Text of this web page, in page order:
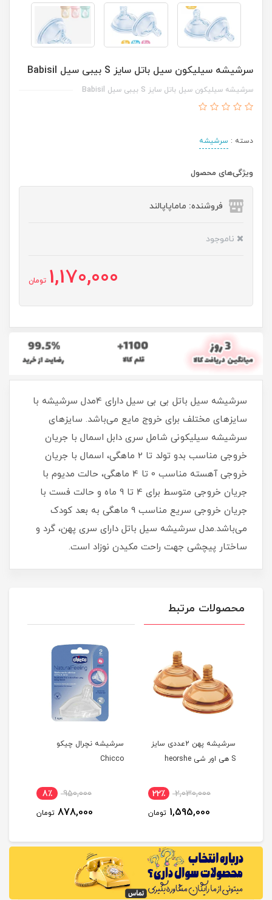
سرشيشه سیلیکون سیل باتل سایز S بیبی سیل Babisil
سرشيشه سیلیکون سیل باتل سایز S بیبی سیل Babisil
دسته : سرشیشه
ویژگی‌های محصول
فروشنده: ماماپاپالند
ناموجود
1,170,000 تومان
سرشیشه سیل باتل بی بی سیل دارای 4مدل سرشیشه با
سایزهای مختلف برای خروج مایع می‌‌‌‌باشد. سایزهای
سرشیشه سیلیکونی شامل سری دابل اسمال با جریان
خروجی مناسب بدو تولد تا 2 ماهگی، اسمال با جریان
خروجی آهسته مناسب 0 تا 4 ماهگی، حالت مدیوم با
جریان خروجی متوسط برای 4 تا 9 ماه و حالت فست با
جریان خروجی سریع مناسب 9 ماهگی به بعد کودک
می‌باشد.مدل سرشیشه سیل باتل دارای سری پهن، گرد و
ساختار پیچشی جهت راحت مکیدن نوزاد است.
محصولات مرتبط
سرشیشه پهن 2عددی سایز
S هی اور شی heorshe
2,030,000 22٪
1,595,000 تومان
سرشیشه نچرال چیکو
Chicco
950,000 8٪
878,000 تومان